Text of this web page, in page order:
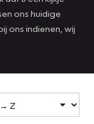
ons huidige
ons indienen, wij